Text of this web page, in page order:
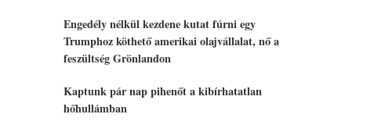
Engedély nélkül kezdene kutat fúrni egy
Trumphoz köthető amerikai olajvállalat, nő a
feszültség Grönlandon
Kaptunk pár nap pihenőt a kibírhatatlan
hőhullámban